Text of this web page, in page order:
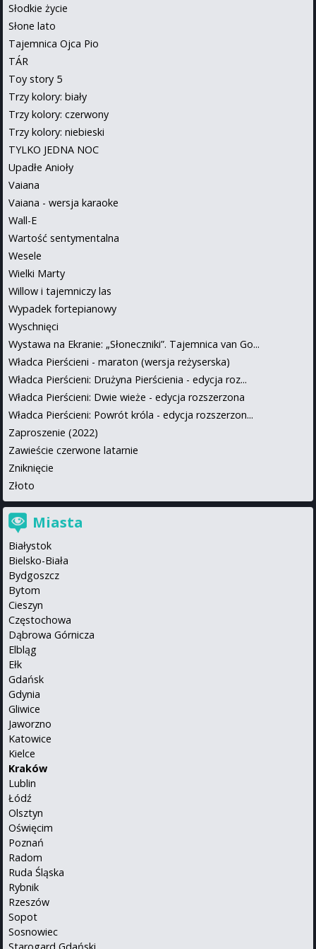
Słodkie życie
Słone lato
Tajemnica Ojca Pio
TÁR
Toy story 5
Trzy kolory: biały
Trzy kolory: czerwony
Trzy kolory: niebieski
TYLKO JEDNA NOC
Upadłe Anioły
Vaiana
Vaiana - wersja karaoke
Wall-E
Wartość sentymentalna
Wesele
Wielki Marty
Willow i tajemniczy las
Wypadek fortepianowy
Wyschnięci
Wystawa na Ekranie: „Słoneczniki”. Tajemnica van Go...
Władca Pierścieni - maraton (wersja reżyserska)
Władca Pierścieni: Drużyna Pierścienia - edycja roz...
Władca Pierścieni: Dwie wieże - edycja rozszerzona
Władca Pierścieni: Powrót króla - edycja rozszerzon...
Zaproszenie (2022)
Zawieście czerwone latarnie
Zniknięcie
Złoto
Miasta
Białystok
Bielsko-Biała
Bydgoszcz
Bytom
Cieszyn
Częstochowa
Dąbrowa Górnicza
Elbląg
Ełk
Gdańsk
Gdynia
Gliwice
Jaworzno
Katowice
Kielce
Kraków
Lublin
Łódź
Olsztyn
Oświęcim
Poznań
Radom
Ruda Śląska
Rybnik
Rzeszów
Sopot
Sosnowiec
Starogard Gdański